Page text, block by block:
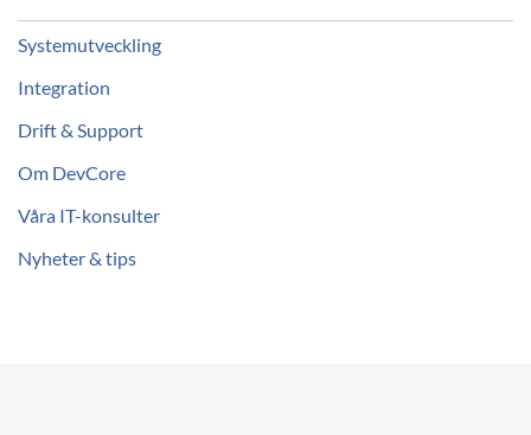
Systemutveckling
Integration
Drift & Support
Om DevCore
Våra IT-konsulter
Nyheter & tips